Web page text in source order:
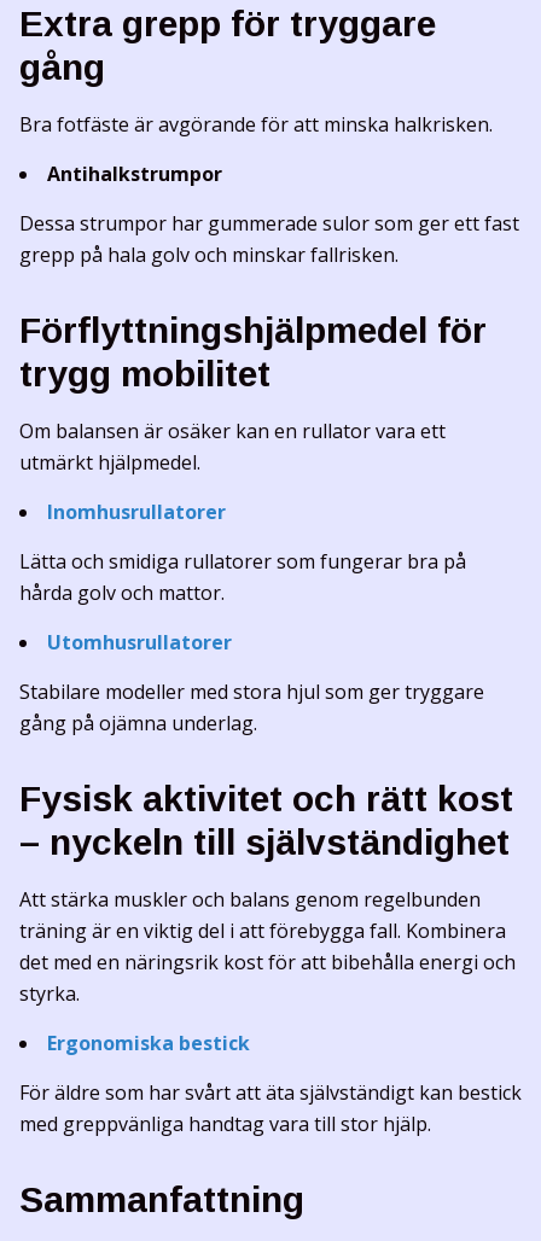
Extra grepp för tryggare
gång
Bra fotfäste är avgörande för att minska halkrisken.
Antihalkstrumpor
Dessa strumpor har gummerade sulor som ger ett fast
grepp på hala golv och minskar fallrisken.
Förflyttningshjälpmedel för
trygg mobilitet
Om balansen är osäker kan en rullator vara ett
utmärkt hjälpmedel.
Inomhusrullatorer
Lätta och smidiga rullatorer som fungerar bra på
hårda golv och mattor.
Utomhusrullatorer
Stabilare modeller med stora hjul som ger tryggare
gång på ojämna underlag.
Fysisk aktivitet och rätt kost
– nyckeln till självständighet
Att stärka muskler och balans genom regelbunden
träning är en viktig del i att förebygga fall. Kombinera
det med en näringsrik kost för att bibehålla energi och
styrka.
Ergonomiska bestick
För äldre som har svårt att äta självständigt kan bestick
med greppvänliga handtag vara till stor hjälp.
Sammanfattning